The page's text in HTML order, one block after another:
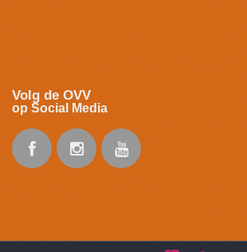
Volg de OVV
op Social Media